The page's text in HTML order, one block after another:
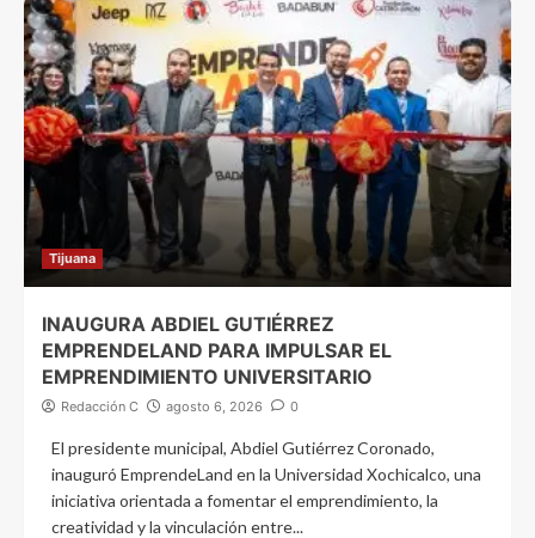
Tijuana
INAUGURA ABDIEL GUTIÉRREZ
EMPRENDELAND PARA IMPULSAR EL
EMPRENDIMIENTO UNIVERSITARIO
Redacción C agosto 6, 2026 0
El presidente municipal, Abdiel Gutiérrez Coronado,
inauguró EmprendeLand en la Universidad Xochicalco, una
iniciativa orientada a fomentar el emprendimiento, la
creatividad y la vinculación entre...